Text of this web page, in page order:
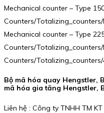
Mechanical counter – Type
Counters/
Mechanical counter – Type
Counters/
Counters/
Bộ mã hóa quay Hengstler,
mã hóa gia tăng Hengstler,
Liên hệ : Công ty TNHH TM